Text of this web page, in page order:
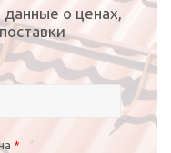
о ценах,
*